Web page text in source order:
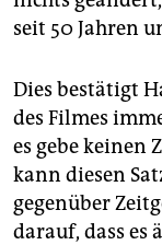
seit 50 Jahren
Dies bestätigt
des Filmes
es gebe keinen
kann diesen
gegenüber
darauf, dass es